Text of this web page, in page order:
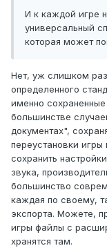
И к каждой игре
универсальный
которая может
Нет, уж слишком
определенного
именно
большинстве
документах",
переустановки
сохранить
звука,
большинство
каждая по своему,
экспорта. Можете,
игры файлы с
хранятся там.